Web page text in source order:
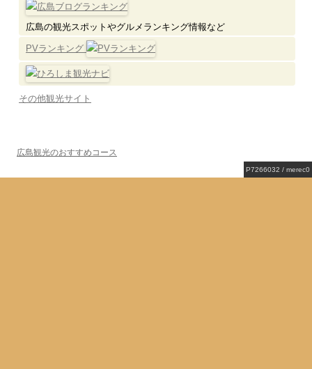
P7266032 / merec0
広島の観光スポットやグルメランキング情報など
PVランキング
その他観光サイト
広島観光のおすすめコース